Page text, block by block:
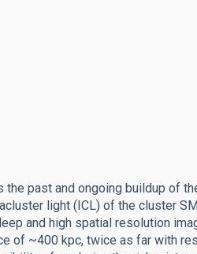
past and ongoing buildup of
light (ICL) of the cluster
and high spatial resolution
of ~400 kpc, twice as far with